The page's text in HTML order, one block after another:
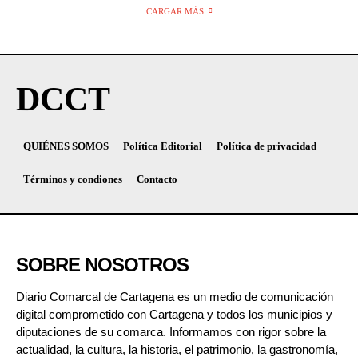
CARGAR MÁS
DCCT
QUIÉNES SOMOS Política Editorial Política de privacidad
Términos y condiones Contacto
SOBRE NOSOTROS
Diario Comarcal de Cartagena es un medio de comunicación
digital comprometido con Cartagena y todos los municipios y
diputaciones de su comarca. Informamos con rigor sobre la
actualidad, la cultura, la historia, el patrimonio, la gastronomía,